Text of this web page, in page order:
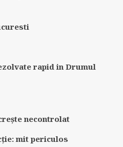
rapid in Drumul
necontrolat
mit periculos